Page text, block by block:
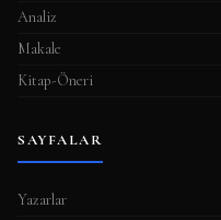
Analiz
Makale
Kitap-Öneri
SAYFALAR
Yazarlar